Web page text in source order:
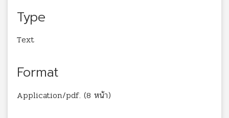
Type
Text
Format
Application/pdf. (8 หน้า)